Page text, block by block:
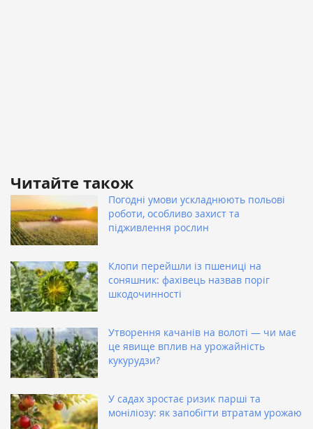
Читайте також
Погодні умови ускладнюють польові
роботи, особливо захист та
підживлення рослин
Клопи перейшли із пшениці на
соняшник: фахівець назвав поріг
шкодочинності
Утворення качанів на волоті — чи має
це явище вплив на урожайність
кукурудзи?
У садах зростає ризик парші та
моніліозу: як запобігти втратам урожаю